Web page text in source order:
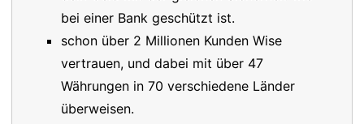
bei einer Bank geschützt ist.
schon über 2 Millionen Kunden Wise
vertrauen, und dabei mit über 47
Währungen in 70 verschiedene Länder
überweisen.